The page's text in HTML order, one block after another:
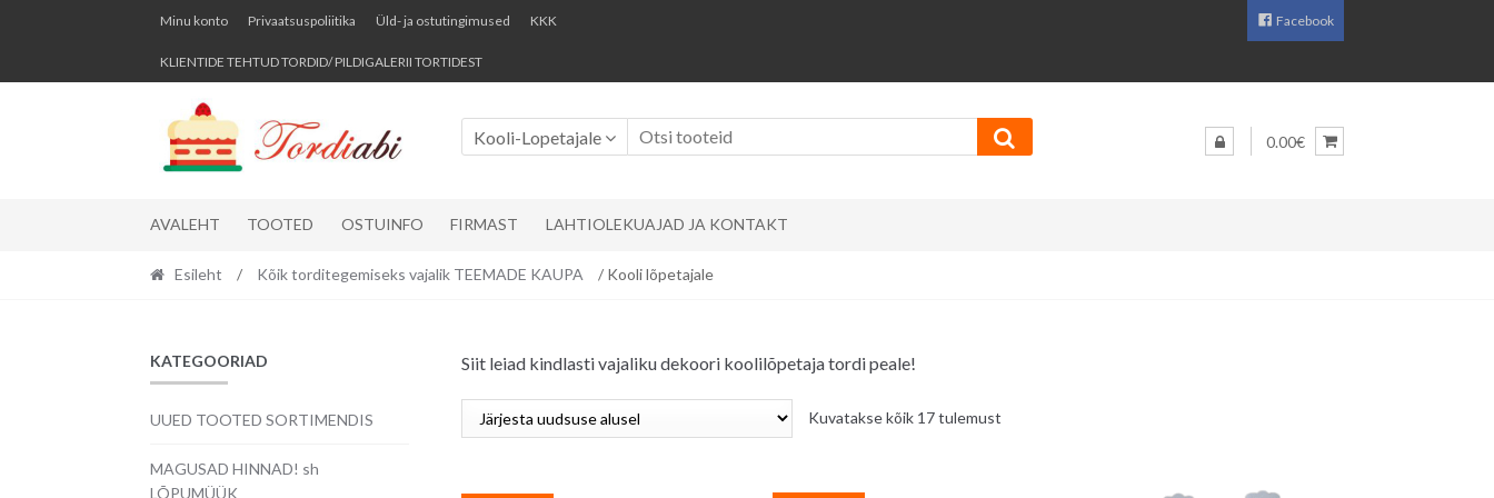
Skip
navigation
Skip
content
Minu konto Privaatsuspoliitika Üld- ja ostutingimused KKK
KLIENTIDE TEHTUD TORDID/ PILDIGALERII TORTIDEST
Facebook
Kooli-Lopetajale 0.00€
AVALEHT TOOTED OSTUINFO FIRMAST LAHTIOLEKUAJAD JA KONTAKT
Esileht / Kõik torditegemiseks vajalik TEEMADE KAUPA / Kooli lõpetajale
Siit leiad kindlasti vajaliku dekoori koolilõpetaja tordi peale!
Kuvatakse kõik 17 tulemust
KATEGOORIAD
UUED TOOTED SORTIMENDIS
MAGUSAD HINNAD! sh
LÕPUMÜÜK